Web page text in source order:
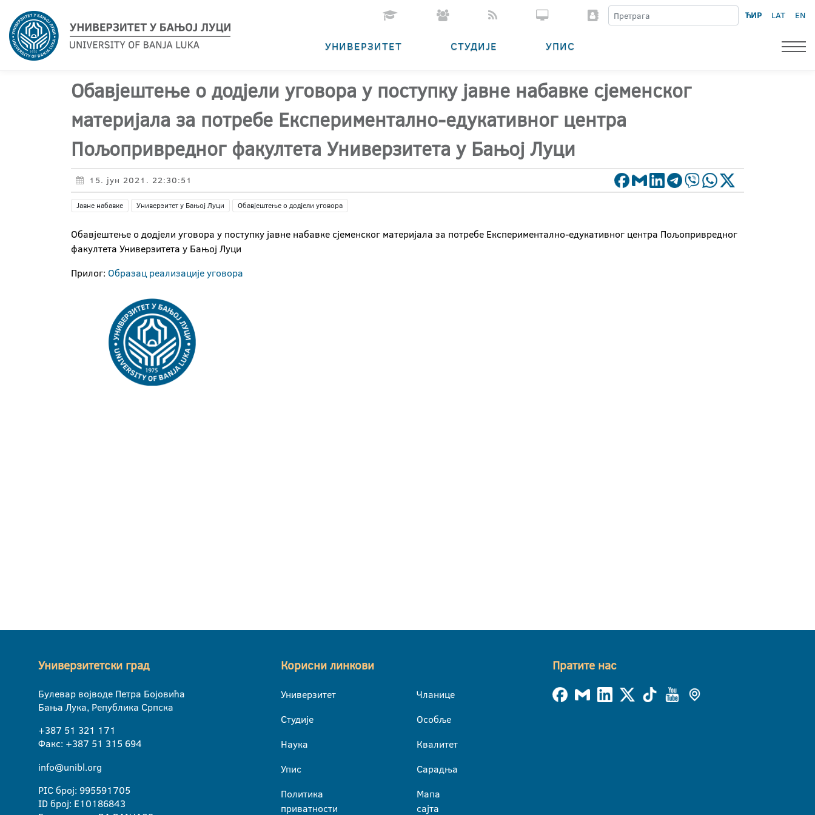
ЋИР LAT EN
УНИВЕРЗИТЕТ СТУДИЈЕ УПИС
Обавјештење о додјели уговора у поступку јавне набавке сјеменског
материјала за потребе Експериментално-едукативног центра
Пољопривредног факултета Универзитета у Бањој Луци
15. јун 2021. 22:30:51
Јавне набавке Универзитет у Бањој Луци Обавјештење о додјели уговора
Обавјештење о додјели уговора у поступку јавне набавке сјеменског материјала за потребе Експериментално-едукативног центра Пољопривредног
факултета Универзитета у Бањој Луци
Прилог: Образац реализације уговора
Универзитетски град
Булевар војводе Петра Бојовића
Бања Лука, Република Српска
+387 51 321 171
Факс: +387 51 315 694
info@unibl.org
PIC број: 995591705
ID број: E10186843
Корисни линкови
Универзитет
Студије
Наука
Упис
Политика
приватности
Чланице
Особље
Квалитет
Сарадња
Мапа
сајта
Пратите нас